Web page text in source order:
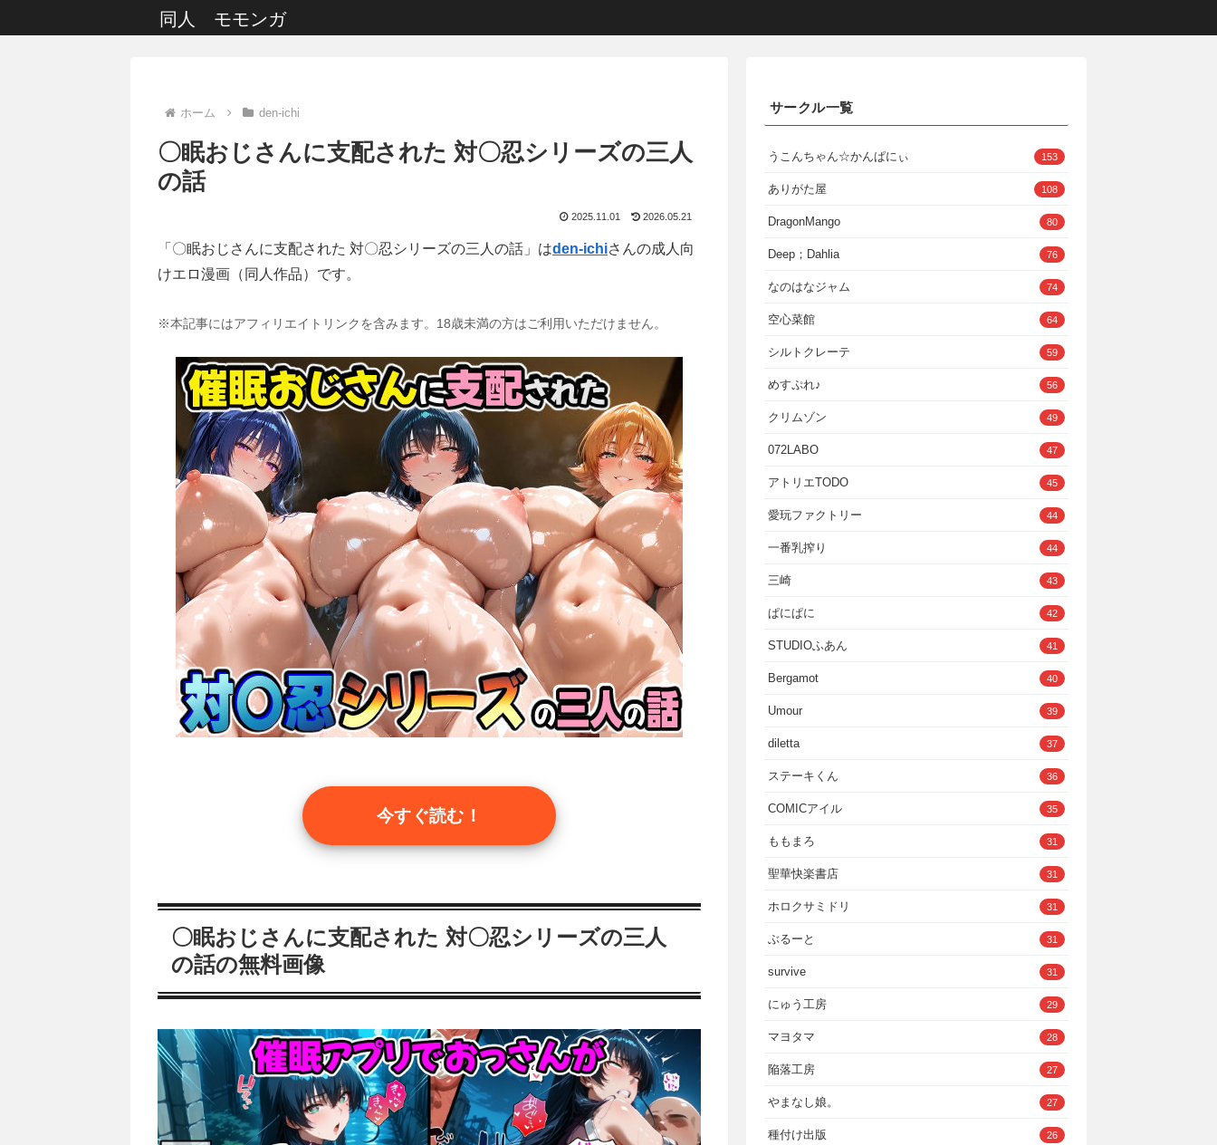
同人 モモンガ
ホーム den-ichi
〇眠おじさんに支配された 対〇忍シリーズの三人
の話
2025.11.01 2026.05.21
「〇眠おじさんに支配された 対〇忍シリーズの三人の話」はden-ichiさんの成人向
けエロ漫画（同人作品）です。
※本記事にはアフィリエイトリンクを含みます。18歳未満の方はご利用いただけません。
今すぐ読む！
〇眠おじさんに支配された 対〇忍シリーズの三人
の話の無料画像
サークル一覧
うこんちゃん☆かんぱにぃ 153
ありがた屋 108
DragonMango 80
Deep；Dahlia 76
なのはなジャム 74
空心菜館 64
シルトクレーテ 59
めすぷれ♪ 56
クリムゾン 49
072LABO 47
アトリエTODO 45
愛玩ファクトリー 44
一番乳搾り 44
三崎 43
ぱにぱに 42
STUDIOふあん 41
Bergamot 40
Umour 39
diletta 37
ステーキくん 36
COMICアイル 35
ももまろ 31
聖華快楽書店 31
ホロクサミドリ 31
ぶるーと 31
survive 31
にゅう工房 29
マヨタマ 28
陥落工房 27
やまなし娘。 27
種付け出版 26